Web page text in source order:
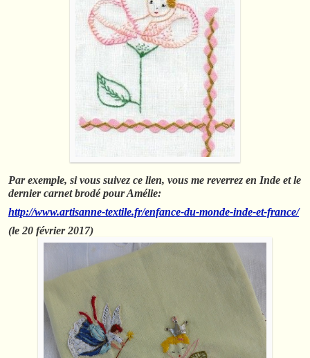
Par exemple, si vous suivez ce lien, vous me reverrez en Inde et le
dernier carnet brodé pour Amélie:
http://www.artisanne-textile.fr/enfance-du-monde-inde-et-france/
(le 20 février 2017)